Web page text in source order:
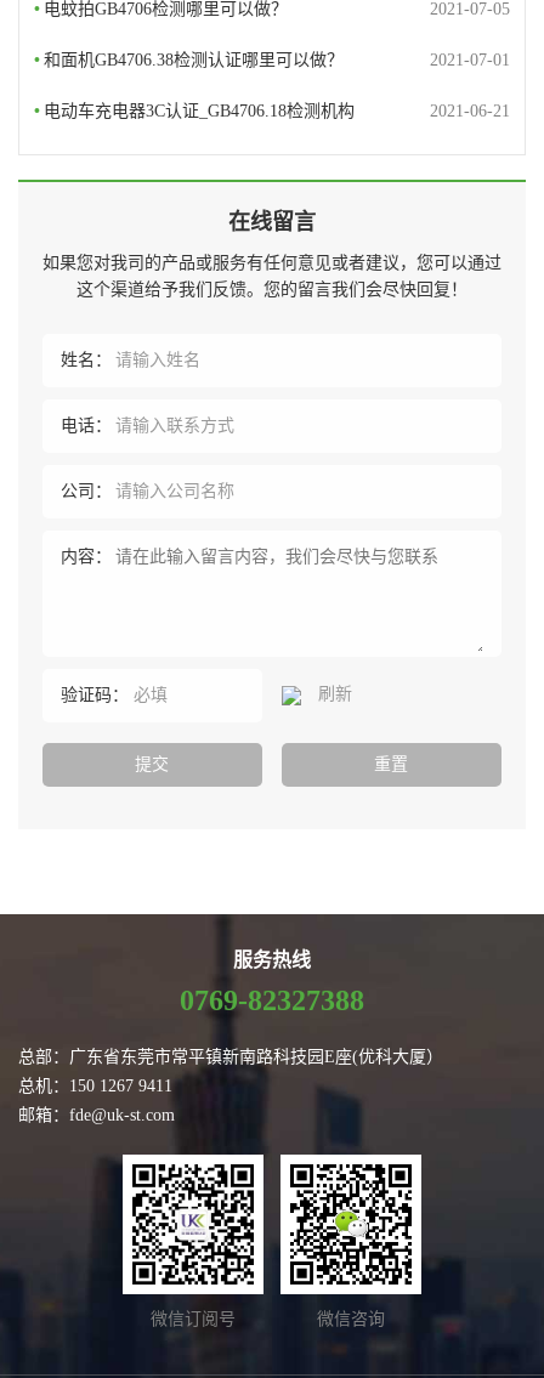
• 2021-07-05
电蚊拍GB4706检测哪里可以做？
• 2021-07-01
和面机GB4706.38检测认证哪里可以做？
• 2021-06-21
电动车充电器3C认证_GB4706.18检测机构
在线留言
如果您对我司的产品或服务有任何意见或者建议，您可以通过
这个渠道给予我们反馈。您的留言我们会尽快回复！
姓名：
电话：
公司：
内容：
验证码： 刷新
服务热线
0769-82327388
总部：广东省东莞市常平镇新南路科技园E座(优科大厦）
总机：150 1267 9411
邮箱：fde@uk-st.com
微信订阅号 微信咨询